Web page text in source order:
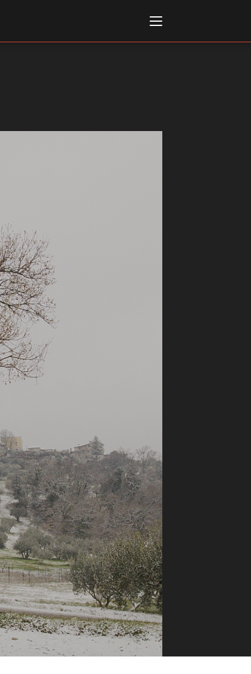
Festival Rotterdam
Berlin
- Bio to B Industry
d’Arte
Venezia
Film Festival
di Roma
al tuo profilo
utente
- Scuola e Lavoro
Economici per
in economia